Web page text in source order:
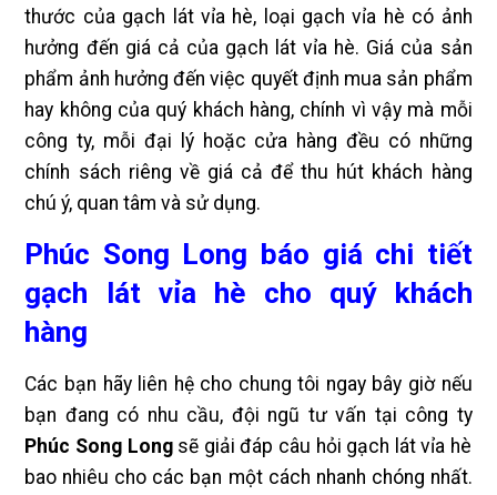
thước của gạch lát vỉa hè, loại gạch vỉa hè có ảnh
hưởng đến giá cả của gạch lát vỉa hè. Giá của sản
phẩm ảnh hưởng đến việc quyết định mua sản phẩm
hay không của quý khách hàng, chính vì vậy mà mỗi
công ty, mỗi đại lý hoặc cửa hàng đều có những
chính sách riêng về giá cả để thu hút khách hàng
chú ý, quan tâm và sử dụng.
Phúc Song Long báo giá chi tiết
gạch lát vỉa hè cho quý khách
hàng
Các bạn hãy liên hệ cho chung tôi ngay bây giờ nếu
bạn đang có nhu cầu, đội ngũ tư vấn tại công ty
Phúc Song Longsẽ giải đáp câu hỏi gạch lát vỉa hè
bao nhiêu cho các bạn một cách nhanh chóng nhất.